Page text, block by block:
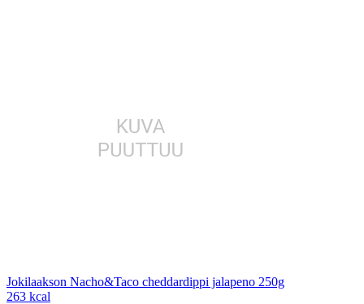
Jokilaakson Nacho&Taco cheddardippi jalapeno 250g
263 kcal